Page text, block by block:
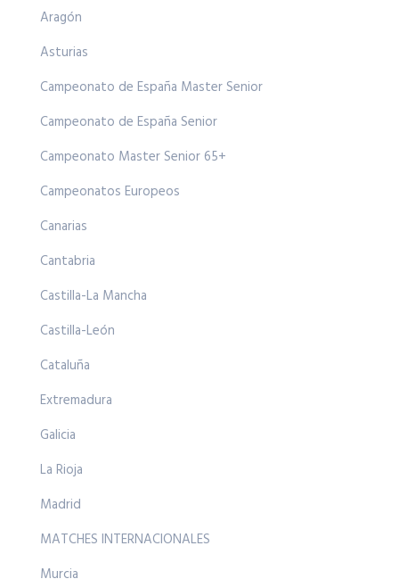
Aragón
Asturias
Campeonato de España Master Senior
Campeonato de España Senior
Campeonato Master Senior 65+
Campeonatos Europeos
Canarias
Cantabria
Castilla-La Mancha
Castilla-León
Cataluña
Extremadura
Galicia
La Rioja
Madrid
MATCHES INTERNACIONALES